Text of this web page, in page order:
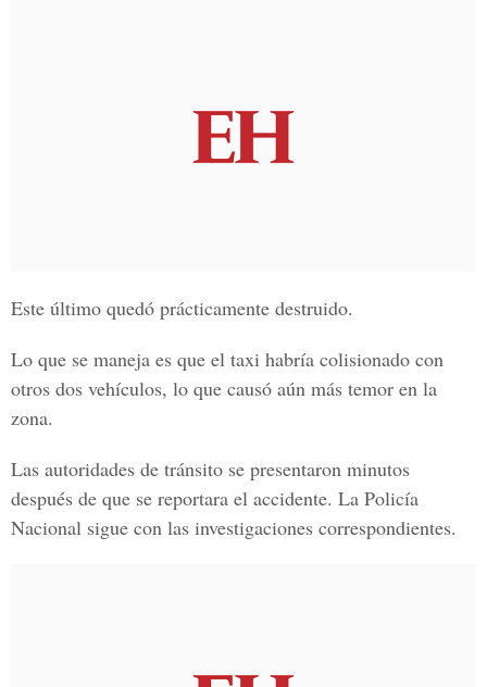
Este último quedó prácticamente destruido.
Lo que se maneja es que el taxi habría colisionado con
otros dos vehículos, lo que causó aún más temor en la
zona.
Las autoridades de tránsito se presentaron minutos
después de que se reportara el accidente. La Policía
Nacional sigue con las investigaciones correspondientes.